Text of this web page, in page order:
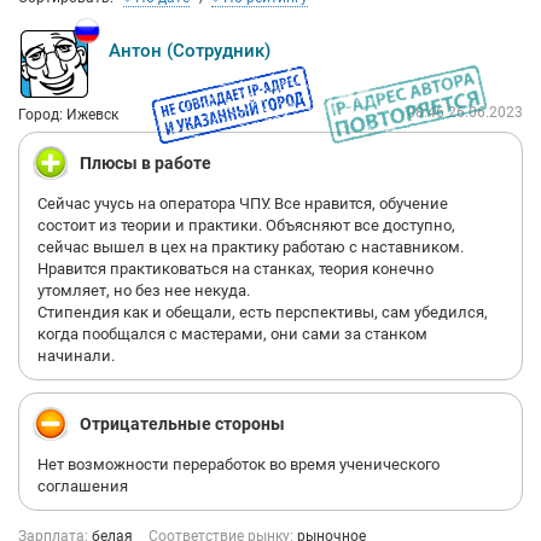
выплата работникам при заключении брака впервые;
повышение квалификации, получение профессии;
поздравление работников с юбилейными датами;
Забота о близких:
выплата при рождении (усыновлении) ребёнка;
предоставление льготных путёвок в детские лагеря для
вручение бесплатных новогодних подарков детям;
подарки к 1 Сентября;
Признание заслуг:
присвоение наград и званий сотрудникам предприятия;
награждения сотрудников предприятия наградами
регионального и федерального уровня;
дополнительные выплаты к пенсии;
социальные программы для пенсионеров предприятия.
Антон (Сотрудник)
Город: Ижевск 08:46 26.06.2023
Плюсы в работе
Сейчас учусь на оператора ЧПУ. Все нравится, обучение
состоит из теории и практики. Объясняют все доступно,
сейчас вышел в цех на практику работаю с наставником.
Нравится практиковаться на станках, теория конечно
утомляет, но без нее некуда.
Стипендия как и обещали, есть перспективы, сам убедился,
когда пообщался с мастерами, они сами за станком
начинали.
Отрицательные стороны
Нет возможности переработок во время ученического
соглашения
Зарплата: белая Соответствие рынку: рыночное